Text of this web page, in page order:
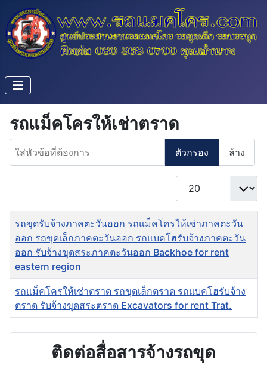
รถแม็คโครให้เช่าตราด
ใส่หัวข้อที่ต้องการ
ตัวกรอง ล้าง
แสดง #
ชื่อ
รถขุดรับจ้างภาคตะวันออก รถแม็คโครให้เช่าภาคตะวัน
ออก รถขุดเล็กภาคตะวันออก รถแบคโฮรับจ้างภาคตะวัน
ออก รับจ้างขุดสระภาคตะวันออก Backhoe for rent
eastern region
รถแม็คโครให้เช่าตราด รถขุดเล็กตราด รถแบคโฮรับจ้าง
ตราด รับจ้างขุดสระตราด Excavators for rent Trat.
ติดต่อสื่อสารจ้างรถขุด